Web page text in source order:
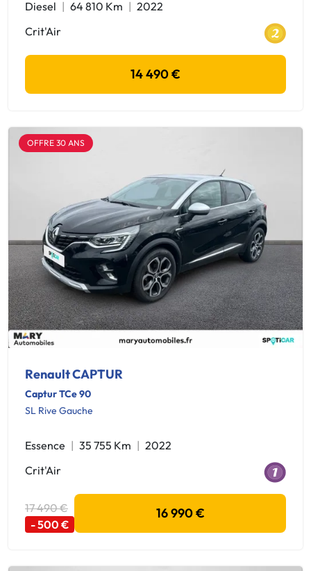
Diesel 64 810 Km
2022
Crit'Air
14 490 €
OFFRE 30 ANS
Renault CAPTUR
Captur TCe 90
SL Rive Gauche
Essence 35 755 Km
2022
Crit'Air
17 490 €
- 500 €
16 990 €